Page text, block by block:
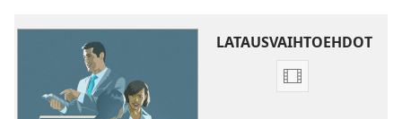
LATAUSVAIHTOEHDOT
Videoiden